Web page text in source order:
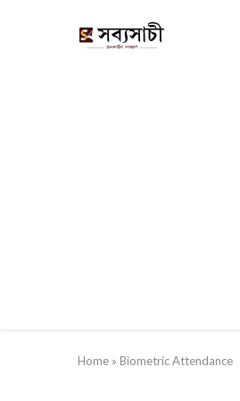
Home » Biometric Attendance